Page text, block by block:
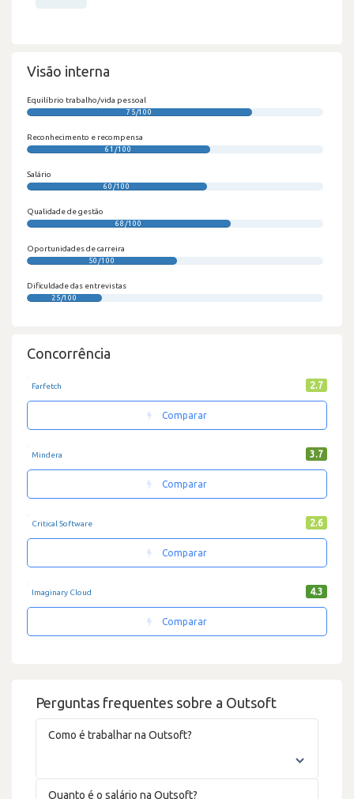
Perguntas frequentes sobre a Outsoft
Como é trabalhar na Outsoft?
Quanto é o salário na Outsoft?
Visão interna
Equilíbrio trabalho/vida pessoal
75/100
Reconhecimento e recompensa
61/100
Salário
60/100
Qualidade de gestão
68/100
Oportunidades de carreira
50/100
Dificuldade das entrevistas
25/100
Concorrência
Farfetch 2.7
Comparar
Mindera 3.7
Comparar
Critical Software 2.6
Comparar
Imaginary Cloud 4.3
Comparar